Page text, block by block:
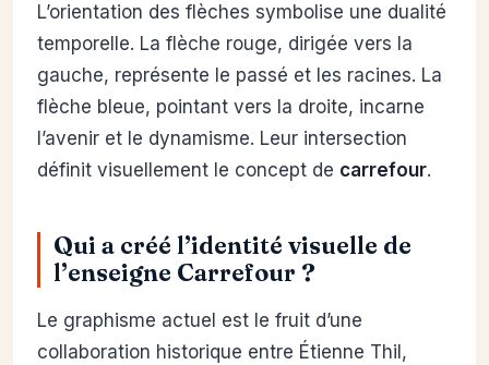
L’orientation des flèches symbolise une dualité
temporelle. La flèche rouge, dirigée vers la
gauche, représente le passé et les racines. La
flèche bleue, pointant vers la droite, incarne
l’avenir et le dynamisme. Leur intersection
définit visuellement le concept de carrefour.
Qui a créé l’identité visuelle de
l’enseigne Carrefour ?
Le graphisme actuel est le fruit d’une
collaboration historique entre Étienne Thil,